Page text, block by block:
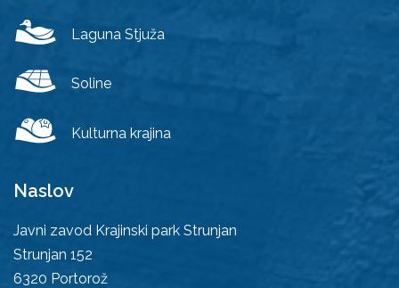
Laguna Stjuža
Soline
Kulturna krajina
Naslov
Javni zavod Krajinski park Strunjan
Strunjan 152
6320 Portorož